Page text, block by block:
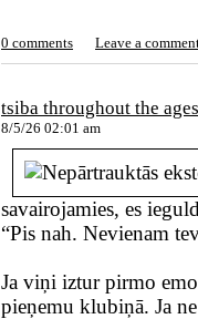
0 comments Leave a
tsiba throughout the ages
8/5/26 02:01 am
savairojamies, es
“Pis nah. Nevienam
Ja viņi iztur pirmo
pieņemu klubiņā. Ja